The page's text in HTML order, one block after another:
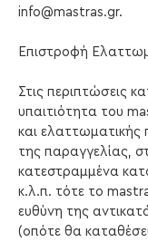
info@mastras.gr.
Επιστροφή
Στις περιπτώσεις
υπαιτιότητα του
και
της παραγγελίας,
κατεστραμμένα
κ.λ.π. τότε το
ευθύνη της
(οπότε θα